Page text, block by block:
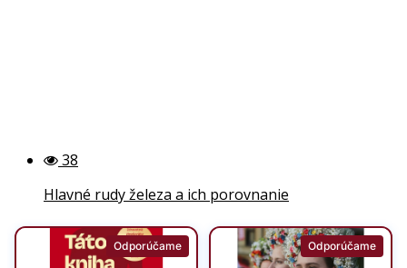
38
Hlavné rudy železa a ich porovnanie